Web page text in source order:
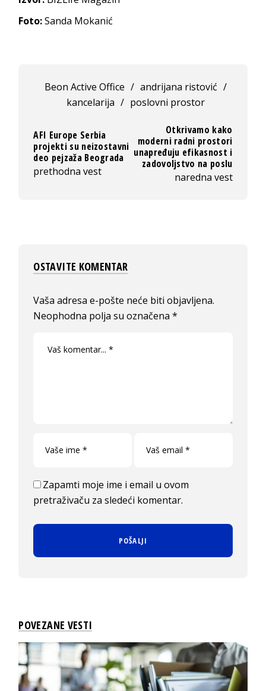
Foto:Sanda Mokanić
Beon Active Office / andrijana ristović /
kancelarija / poslovni prostor
AFI Europe Serbia
projekti su neizostavni
deo pejzaža Beograda
prethodna vest
Otkrivamo kako
moderni radni prostori
unapređuju efikasnost i
zadovoljstvo na poslu
naredna vest
OSTAVITE KOMENTAR
Vaša adresa e-pošte neće biti objavljena.
Neophodna polja su označena*
Zapamti moje ime i email u ovom
pretraživaču za sledeći komentar.
POVEZANE VESTI